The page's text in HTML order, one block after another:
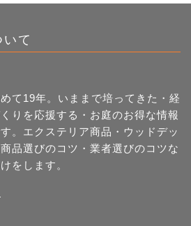
て
て19年。いままで培ってきた・経
りを応援する・お庭のお得な情報
。エクステリア商品・ウッドデッ
品選びのコツ・業者選びのコツな
をします。